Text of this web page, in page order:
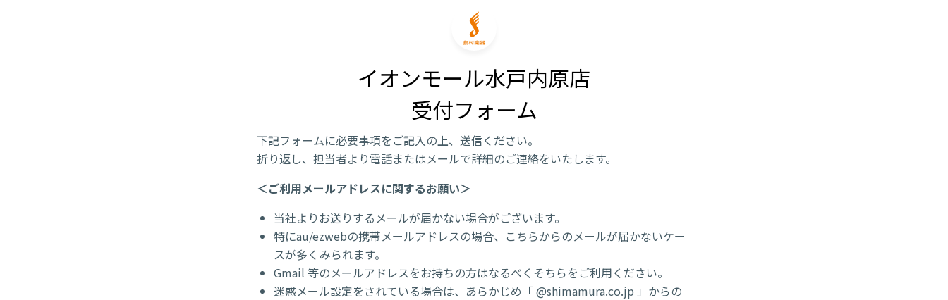
イオンモール水戸内原店
受付フォーム
下記フォームに必要事項をご記入の上、送信ください。
折り返し、担当者より電話またはメールで詳細のご連絡をいたします。
＜ご利用メールアドレスに関するお願い＞
当社よりお送りするメールが届かない場合がございます。
特にau/ezwebの携帯メールアドレスの場合、こちらからのメールが届かないケー
スが多くみられます。
Gmail 等のメールアドレスをお持ちの方はなるべくそちらをご利用ください。
迷惑メール設定をされている場合は、あらかじめ「 @shimamura.co.jp 」からの